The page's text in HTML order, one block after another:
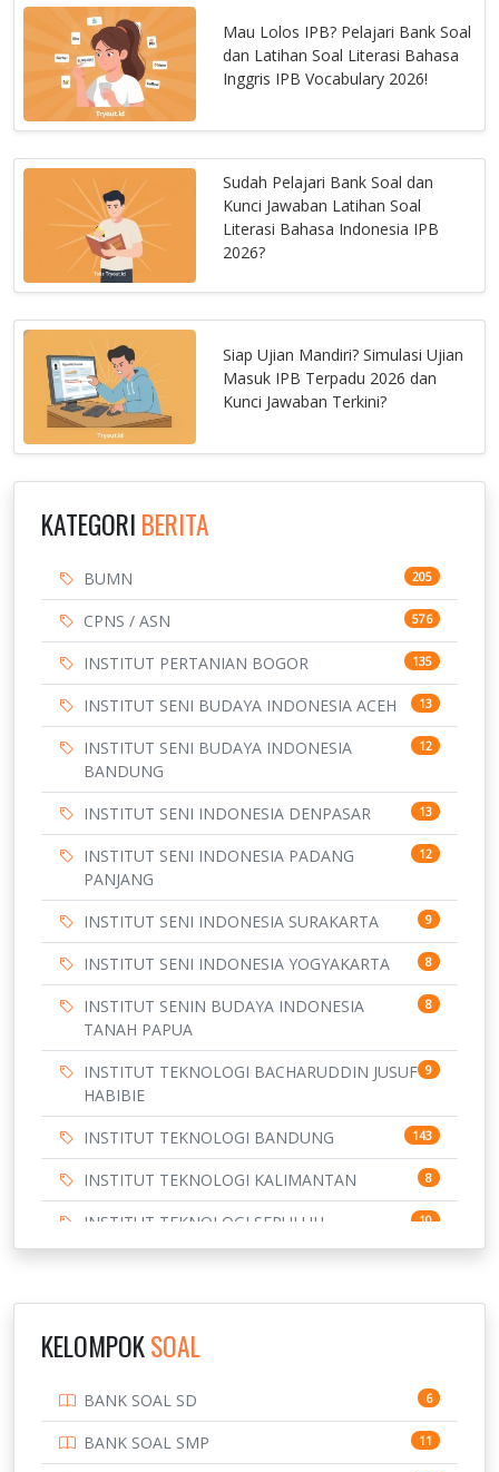
Mau Lolos IPB? Pelajari Bank Soal
dan Latihan Soal Literasi Bahasa
Inggris IPB Vocabulary 2026!
Sudah Pelajari Bank Soal dan
Kunci Jawaban Latihan Soal
Literasi Bahasa Indonesia IPB
2026?
Siap Ujian Mandiri? Simulasi Ujian
Masuk IPB Terpadu 2026 dan
Kunci Jawaban Terkini?
KATEGORI BERITA
BUMN 205
CPNS / ASN 576
INSTITUT PERTANIAN BOGOR 135
INSTITUT SENI BUDAYA INDONESIA ACEH 13
INSTITUT SENI BUDAYA INDONESIA
BANDUNG
12
INSTITUT SENI INDONESIA DENPASAR 13
INSTITUT SENI INDONESIA PADANG
PANJANG
12
INSTITUT SENI INDONESIA SURAKARTA 9
INSTITUT SENI INDONESIA YOGYAKARTA 8
INSTITUT SENIN BUDAYA INDONESIA
TANAH PAPUA
8
INSTITUT TEKNOLOGI BACHARUDDIN JUSUF
HABIBIE
9
INSTITUT TEKNOLOGI BANDUNG 143
INSTITUT TEKNOLOGI KALIMANTAN 8
INSTITUT TEKNOLOGI SEPULUH
NOVEMBER
10
3
169
KELOMPOKSOAL
BANK SOAL SD 6
BANK SOAL SMP 11